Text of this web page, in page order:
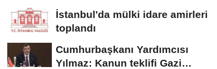
teklifinde...
İstanbul'da mülki idare amirleri
toplandı
Cumhurbaşkanı Yardımcısı
Yılmaz: Kanun teklifi Gazi